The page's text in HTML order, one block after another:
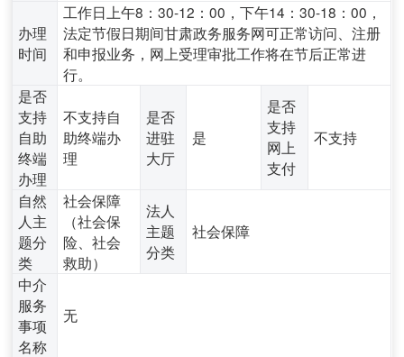
办理
时间
工作日上午8：30-12：00，下午14：30-18：00，
法定节假日期间甘肃政务服务网可正常访问、注册
和申报业务，网上受理审批工作将在节后正常进
行。
是否
支持
自助
终端
办理
不支持自
助终端办
理
是否
进驻
大厅
是
是否
支持
网上
支付
不支持
自然
人主
题分
类
社会保障
（社会保
险、社会
救助）
法人
主题
分类
社会保障
中介
服务
事项
名称
无